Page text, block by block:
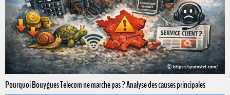
Pourquoi Bouygues Telecom ne marche pas ? Analyse des causes principales